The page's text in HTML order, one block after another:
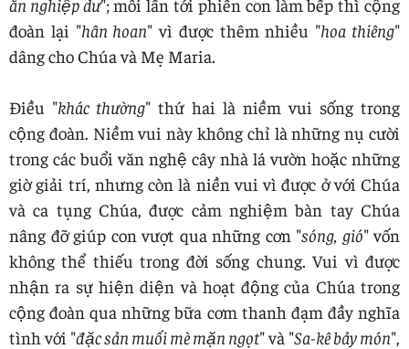
đoàn lại "hân hoan" vì được thêm nhiều "hoa thiêng"
dâng cho Chúa và Mẹ Maria.
Điều "khác thường" thứ hai là niềm vui sống trong
cộng đoàn. Niềm vui này không chỉ là những nụ cười
trong các buổi văn nghệ cây nhà lá vườn hoặc những
giờ giải trí, nhưng còn là niền vui vì được ở với Chúa
và ca tụng Chúa, được cảm nghiệm bàn tay Chúa
nâng đỡ giúp con vượt qua những cơn "sóng, gió" vốn
không thể thiếu trong đời sống chung. Vui vì được
nhận ra sự hiện diện và hoạt động của Chúa trong
cộng đoàn qua những bữa cơm thanh đạm đầy nghĩa
tình với "đặc sản muối mè mặn ngọt" và "Sa-kê bảy món",